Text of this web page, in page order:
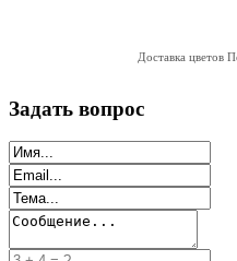
Доставка цветов
Задать вопрос